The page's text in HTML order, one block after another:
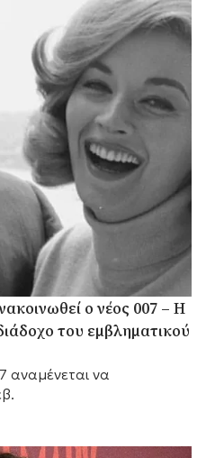
ο νέος 007 – Η
του εμβληματικού
αναμένεται να